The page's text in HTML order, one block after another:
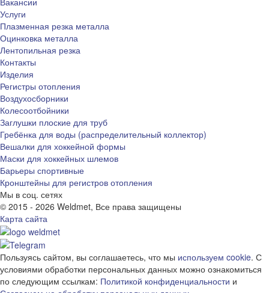
Услуги
Плазменная резка металла
Оцинковка металла
Лентопильная резка
Контакты
Изделия
Регистры отопления
Воздухосборники
Колесоотбойники
Заглушки плоские для труб
Гребёнка для воды (распределительный коллектор)
Вешалки для хоккейной формы
Маски для хоккейных шлемов
Барьеры спортивные
Кронштейны для регистров отопления
Мы в соц. сетях
© 2015 - 2026 Weldmet, Все права защищены
Карта сайта
Пользуясь сайтом, вы соглашаетесь, что мы используем cookie. С
условиями обработки персональных данных можно ознакомиться
по следующим ссылкам: Политикой конфиденциальности и